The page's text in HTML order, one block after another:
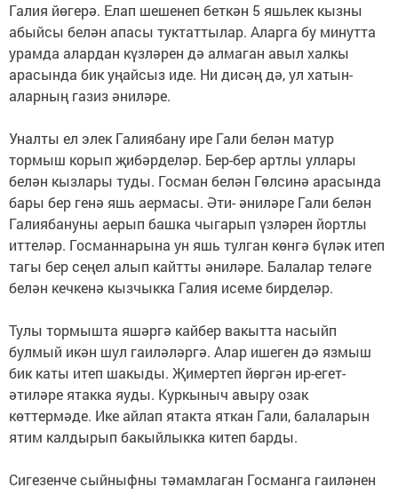
Галия йөгерә. Елап шешенеп беткән 5 яшьлек кызны
абыйсы белән апасы туктаттылар. Аларга бу минутта
урамда алардан күзләрен дә алмаган авыл халкы
арасында бик уңайсыз иде. Ни дисәң дә, ул хатын-
аларның газиз әниләре.
Уналты ел элек Галиябану ире Гали белән матур
тормыш корып җибәрделәр. Бер-бер артлы уллары
белән кызлары туды. Госман белән Гөлсинә арасында
бары бер генә яшь аермасы. Әти- әниләре Гали белән
Галиябануны аерып башка чыгарып үзләрен йортлы
иттеләр. Госманнарына ун яшь тулган көнгә бүләк итеп
тагы бер сеңел алып кайтты әниләре. Балалар теләге
белән кечкенә кызчыкка Галия исеме бирделәр.
Тулы тормышта яшәргә кайбер вакытта насыйп
булмый икән шул гаиләләргә. Алар ишеген дә язмыш
бик каты итеп шакыды. Җимертеп йөргән ир-егет-
әтиләре ятакка яуды. Куркыныч авыру озак
көттермәде. Ике айлап ятакта яткан Гали, балаларын
ятим калдырып бакыйлыкка китеп барды.
Сигезенче сыйныфны тәмамлаган Госманга гаиләнен